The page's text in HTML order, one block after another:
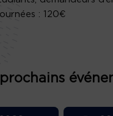
: 120€